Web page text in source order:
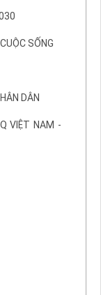
SỐNG
DÂN
VIỆT NAM -